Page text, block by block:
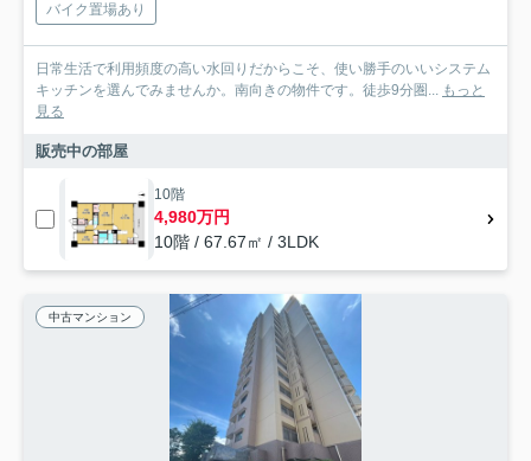
バイク置場あり
日常生活で利用頻度の高い水回りだからこそ、使い勝手のいいシステム
キッチンを選んでみませんか。南向きの物件です。徒歩9分圏... もっと
見る
販売中の部屋
10階
4,980万円
10階 / 67.67㎡ / 3LDK
中古マンション